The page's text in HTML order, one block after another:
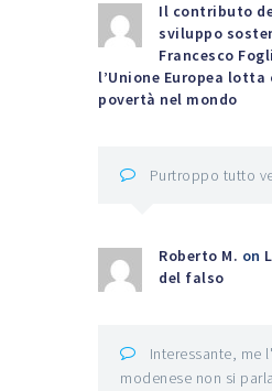
Il contributo
sviluppo
Francesco
l’Unione Europea
povertà nel mondo
Purtroppo tutto
Roberto M. on
del falso
Interessante, me
modenese non si